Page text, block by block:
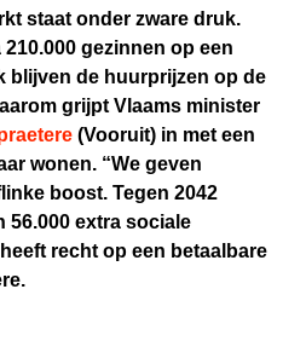
staat onder zware druk.
gezinnen op een
blijven de huurprijzen op de
grijpt Vlaams minister
(Vooruit) in met een
wonen. “We geven
boost. Tegen 2042
56.000 extra sociale
recht op een betaalbare